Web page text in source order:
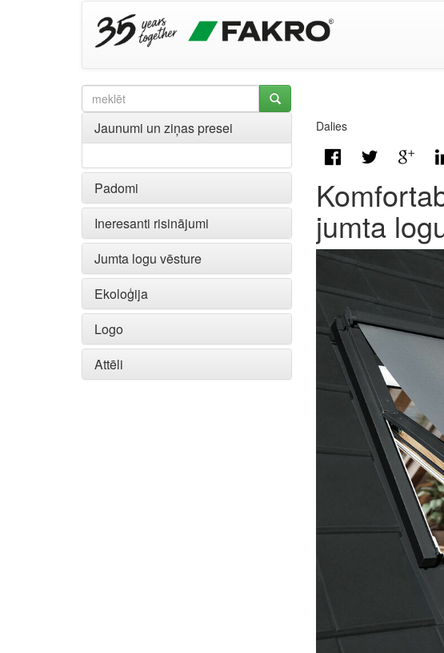
Jaunumi un ziņas presei
Padomi
Ineresanti risinājumi
Jumta logu vēsture
Ekoloģija
Logo
Attēli
Dalies
jumta